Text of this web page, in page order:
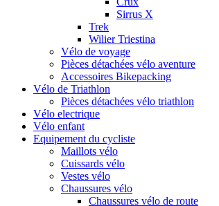
Sirrus X
Trek
Wilier Triestina
Vélo de voyage
Pièces détachées vélo aventure
Accessoires Bikepacking
Vélo de Triathlon
Pièces détachées vélo triathlon
Vélo electrique
Vélo enfant
Equipement du cycliste
Maillots vélo
Cuissards vélo
Vestes vélo
Chaussures vélo
Chaussures vélo de route